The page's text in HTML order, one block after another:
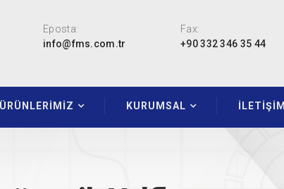
Eposta:
info@fms.com.tr
Fax:
+90 332 346 35 44
ÜRÜNLERİMİZ KURUMSAL İLETİŞİM